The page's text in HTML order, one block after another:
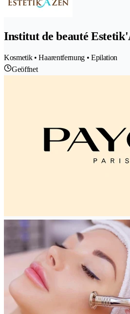
Institut de beauté
Kosmetik • Haarentfernung • Epilation
Geöffnet